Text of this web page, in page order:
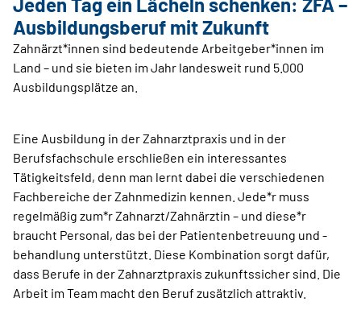
Aus­bildungsberuf mit ­Zukunft
Zahnärzt*innen sind bedeutende Arbeitgeber*innen im
Land – und sie bieten im Jahr landesweit rund 5.000
Ausbildungsplätze an.
Eine Ausbildung in der Zahnarztpraxis und in der
Berufsfachschule erschließen ein interessantes
Tätigkeitsfeld, denn man lernt dabei die verschiedenen
Fachbereiche der Zahnmedizin kennen. Jede*r muss
regelmäßig zum*r Zahnarzt/Zahnärztin – und diese*r
braucht Personal, das bei der Patientenbetreuung und -
behandlung unterstützt. Diese Kombination sorgt dafür,
dass Berufe in der Zahnarztpraxis zukunftssicher sind. Die
Arbeit im Team macht den Beruf zusätzlich attraktiv.